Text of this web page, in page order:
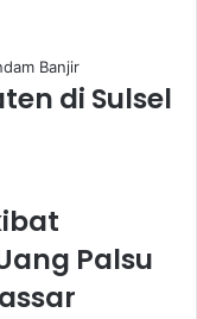
di Sulsel
Palsu